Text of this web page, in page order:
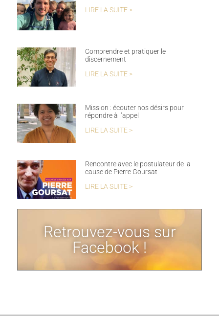
LIRE LA SUITE >
Comprendre et pratiquer le
discernement
LIRE LA SUITE >
Mission : écouter nos désirs pour
répondre à l’appel
LIRE LA SUITE >
Rencontre avec le postulateur de la
cause de Pierre Goursat
LIRE LA SUITE >
Retrouvez-vous sur
Facebook !